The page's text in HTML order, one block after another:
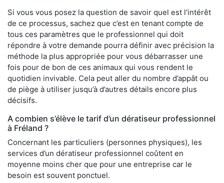
Si vous vous posez la question de savoir quel est l’intérêt
de ce processus, sachez que c’est en tenant compte de
tous ces paramètres que le professionnel qui doit
répondre à votre demande pourra définir avec précision la
méthode la plus appropriée pour vous débarrasser une
fois pour de bon de ces animaux qui vous rendent le
quotidien invivable. Cela peut aller du nombre d’appât ou
de piège à utiliser jusqu’à d’autres détails encore plus
décisifs.
A combien s’élève le tarif d’un dératiseur professionnel
à Fréland ?
Concernant les particuliers (personnes physiques), les
services d’un dératiseur professionnel coûtent en
moyenne moins cher que pour une entreprise car le
besoin est souvent ponctuel.